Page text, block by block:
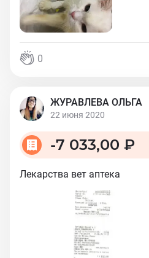
0
ЖУРАВЛЕВА ОЛЬГА
22 июня 2020
-7 033,00 ₽
Лекарства вет аптека